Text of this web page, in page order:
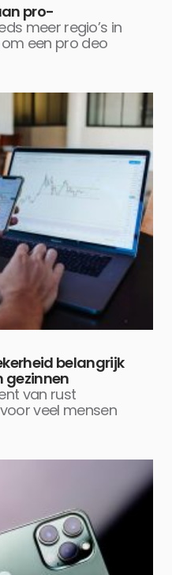
pro-
meer regio’s in
een pro deo
belangrijk
gezinnen
van rust
veel mensen